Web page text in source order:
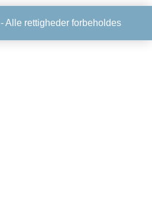
- Alle rettigheder forbeholdes